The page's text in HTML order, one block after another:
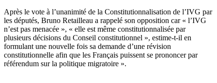
Après le vote à l’unanimité de la Constitutionnalisation de l’IVG par
les députés, Bruno Retailleau a rappelé son opposition car « l’IVG
n’est pas menacée », « elle est même constitutionnalisée par
plusieurs décisions du Conseil constitutionnel », estime-t-il en
formulant une nouvelle fois sa demande d’une révision
constitutionnelle afin que les Français puissent se prononcer par
référendum sur la politique migratoire ».